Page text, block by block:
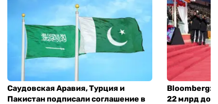
Саудовская Аравия, Турция и
Пакистан подписали соглашение в
Bloomberg:
22 млрд